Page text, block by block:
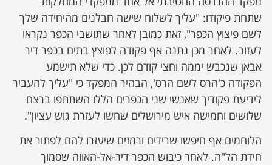
שתחת פיקודו: "עליך לשלוח שישה חבלנים מהיחידה שלך
לשם פיצוץ הכפר", זאת כמובן לאחר שתושבי הכפר נקראו
לעזוב. לאחר מכן נתנה אף פקודה לפוצץ בתים בכפר דיר
אבאן שנכבש יממה וחצי קודם לכן. כדי שלא תישמע
הפקודה כ'הרס לשם הרס', הבהיר המפקד כי "עליך להעביר
לידיעת פקודיך שאנשי שני הכפרים הללו השתתפו ברצח
שלושים וחמישה איש מירושלים שחשו לעזרת גוש עציון".
הלוחמים אף חיפשו שרידים ורמזים שיעזרו להם לפתור את
חידת הל"ה. לאחר כיבוש הכפר דיר-אל-האווה שסמוך